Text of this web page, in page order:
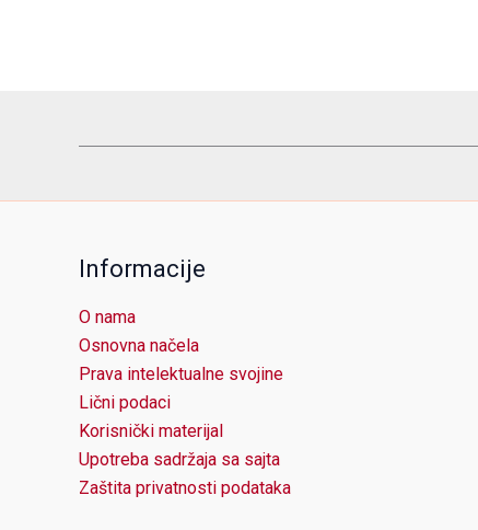
Informacije
O nama
Osnovna načela
Prava intelektualne svojine
Lični podaci
Korisnički materijal
Upotreba sadržaja sa sajta
Zaštita privatnosti podataka